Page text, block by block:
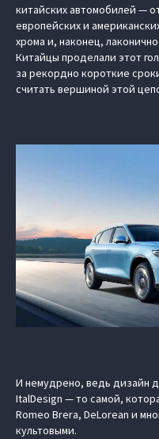
китайских автомобилей —
европейских и
хрома и, наконец,
Китайцы проделали этот
за рекордно короткие
считать вершиной этой
И немудрено, ведь дизайн
ItalDesign — то самой,
Romeo Brera, DeLorean и
культовыми.